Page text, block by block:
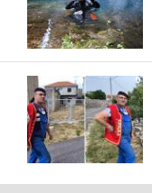
0